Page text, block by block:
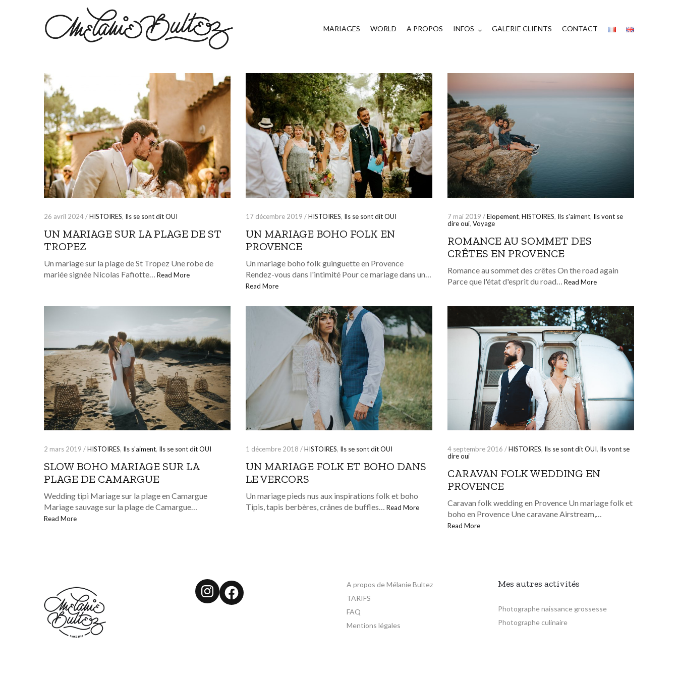
MARIAGES WORLD A PROPOS INFOS GALERIE CLIENTS CONTACT
26 avril 2024 /HISTOIRES, Ils se sont dit OUI
UN MARIAGE SUR LA PLAGE DE ST
TROPEZ
Un mariage sur la plage de St Tropez Une robe de
mariée signée Nicolas Fafiotte… Read More
17 décembre 2019 /HISTOIRES, Ils se sont dit OUI
UN MARIAGE BOHO FOLK EN
PROVENCE
Un mariage boho folk guinguette en Provence
Rendez-vous dans l'intimité Pour ce mariage dans un…
Read More
7 mai 2019 /Elopement, HISTOIRES, Ils s'aiment, Ils vont se
dire oui, Voyage
ROMANCE AU SOMMET DES
CRÊTES EN PROVENCE
Romance au sommet des crêtes On the road again
Parce que l'état d'esprit du road… Read More
2 mars 2019 /HISTOIRES, Ils s'aiment, Ils se sont dit OUI
SLOW BOHO MARIAGE SUR LA
PLAGE DE CAMARGUE
Wedding tipi Mariage sur la plage en Camargue
Mariage sauvage sur la plage de Camargue…
Read More
1 décembre 2018 /HISTOIRES, Ils se sont dit OUI
UN MARIAGE FOLK ET BOHO DANS
LE VERCORS
Un mariage pieds nus aux inspirations folk et boho
Tipis, tapis berbères, crânes de buffles… Read More
4 septembre 2016 /HISTOIRES, Ils se sont dit OUI, Ils vont se
dire oui
CARAVAN FOLK WEDDING EN
PROVENCE
Caravan folk wedding en Provence Un mariage folk et
boho en Provence Une caravane Airstream,…
Read More
Instagram
Facebook
A propos de Mélanie Bultez
TARIFS
FAQ
Mentions légales
Mes autres activités
Photographe naissance grossesse
Photographe culinaire